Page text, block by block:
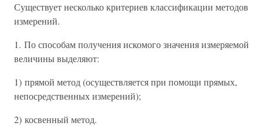
Существует несколько критериев классификации методов
измерений.
1. По способам получения искомого значения измеряемой
величины выделяют:
1) прямой метод (осуществляется при помощи прямых,
непосредственных измерений);
2) косвенный метод.